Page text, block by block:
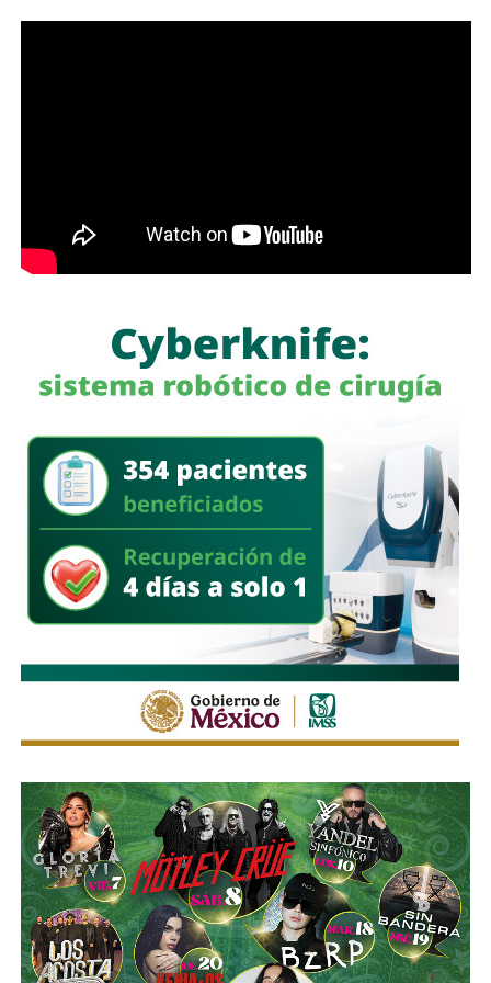
La Dirección de Gestión Ecológica y Manejo de
desplegó cuadrillas para retirar ramas, residuos y
materiales acumulados en coladeras y alcantarillas,
además de continuar con la limpieza de las zonas donde
El Gobierno Municipal reiteró que mantiene activos los
protocolos de atención durante la temporada de lluvias e
hizo un llamado a la población a evitar tirar basura en la vía
pública, ya que los desechos obstruyen la infraestructura
pluvial y favorecen los encharcamientos.
También lee:Domingo de Pilas lleva servicios de salud y
rehabilitación urbana a Villas del Sauzalito